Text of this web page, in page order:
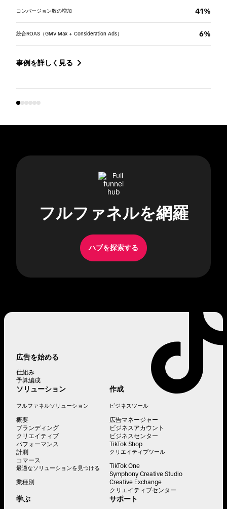
コンバージョン数の増加 41%
統合ROAS（GMV Max + Consideration Ads） 6%
事例を詳しく見る
ブランド選好の増加 2.8pp
購入意向の向上 10.0pp
クリック率 0.97%
参加クリエイター数 1K+
事例を詳しく見る
CPAの低下 10%
事例を詳しく見る
フルファネルを網羅
ハブを探索する
広告を始める
仕組み
予算編成
ソリューション
フルファネルソリューション
概要
ブランディング
クリエイティブ
パフォーマンス
計測
コマース
最適なソリューションを見つける
業種別
作成
ビジネスツール
広告マネージャー
ビジネスアカウント
ビジネスセンター
TikTok Shop
クリエイティブツール
TikTok One
Symphony Creative Studio
Creative Exchange
クリエイティブセンター
学ぶ サポート